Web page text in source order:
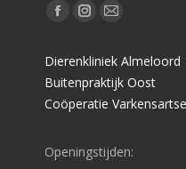
Vind ons op:
Facebook
opens
in
new
Instagram
opens
in
new
Mail
opens
in
new
Dierenkliniek Almeloord
Buitenpraktijk Oost
Coöperatie
Openingstijden: